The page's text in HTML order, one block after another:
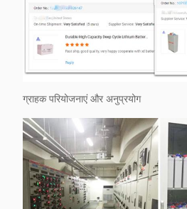
ग्राहक परियोजनाएं और अनुप्रयोग